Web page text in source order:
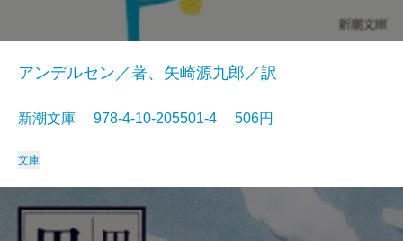
アンデルセン／著、矢崎源九郎／訳
新潮文庫 978-4-10-205501-4 506円
文庫